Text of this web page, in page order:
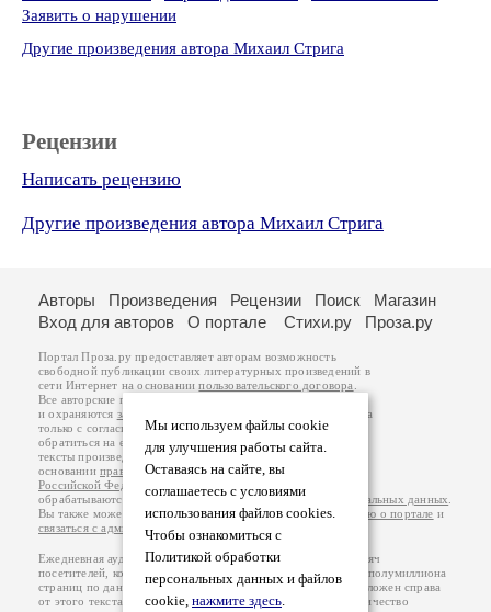
Заявить о нарушении
Другие произведения автора Михаил Стрига
Рецензии
Написать рецензию
Другие произведения автора Михаил Стрига
Мы используем файлы cookie
для улучшения работы сайта.
Оставаясь на сайте, вы
соглашаетесь с условиями
использования файлов cookies.
Чтобы ознакомиться с
Политикой обработки
персональных данных и файлов
cookie, нажмите здесь.
Авторы Произведения Рецензии Поиск
Магазин
Вход для авторов
О портале Стихи.ру Проза.ру
Портал Проза.ру предоставляет авторам возможность
свободной публикации своих литературных произведений в
сети Интернет на основаниипользовательского договора
Все авторские права на произведения принадлежат авторам
и охраняются законом
. Перепечатка произведений возможна
только с согласия его автора, к которому вы можете
обратиться на его авторской странице. Ответственность за
тексты произведений авторы несут самостоятельно на
основанииправил публикацииизаконодательства
Российской Федерации
обрабатываются на основанииПолитики обработки персональных данных
Вы также можете посмотреть более подробнуюинформацию о портале и
связаться с администрацией
Ежедневная аудитория портала Проза.ру – порядка 100 тысяч
посетителей, которые в общей сумме просматривают более полумиллиона
страниц по данным счетчика посещаемости, который расположен справа
от этого текста. В каждой графе указано по две цифры: количество